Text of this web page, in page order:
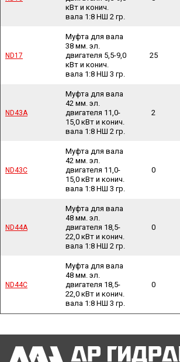
кВт и конич.
вала 1:8 НШ 2 гр.
ND17
Муфта для вала
38 мм. эл.
двигателя 5,5-9,0
кВт и конич.
вала 1:8 НШ 3 гр.
25
ND43A
Муфта для вала
42 мм. эл.
двигателя 11,0-
15,0 кВт и конич.
вала 1:8 НШ 2 гр.
2
ND43C
Муфта для вала
42 мм. эл.
двигателя 11,0-
15,0 кВт и конич.
вала 1:8 НШ 3 гр.
0
ND44A
Муфта для вала
48 мм. эл.
двигателя 18,5-
22,0 кВт и конич.
вала 1:8 НШ 2 гр.
0
ND44C
Муфта для вала
48 мм. эл.
двигателя 18,5-
22,0 кВт и конич.
вала 1:8 НШ 3 гр.
0
ND17
ND43A
ND43C
ND44A
ND44C